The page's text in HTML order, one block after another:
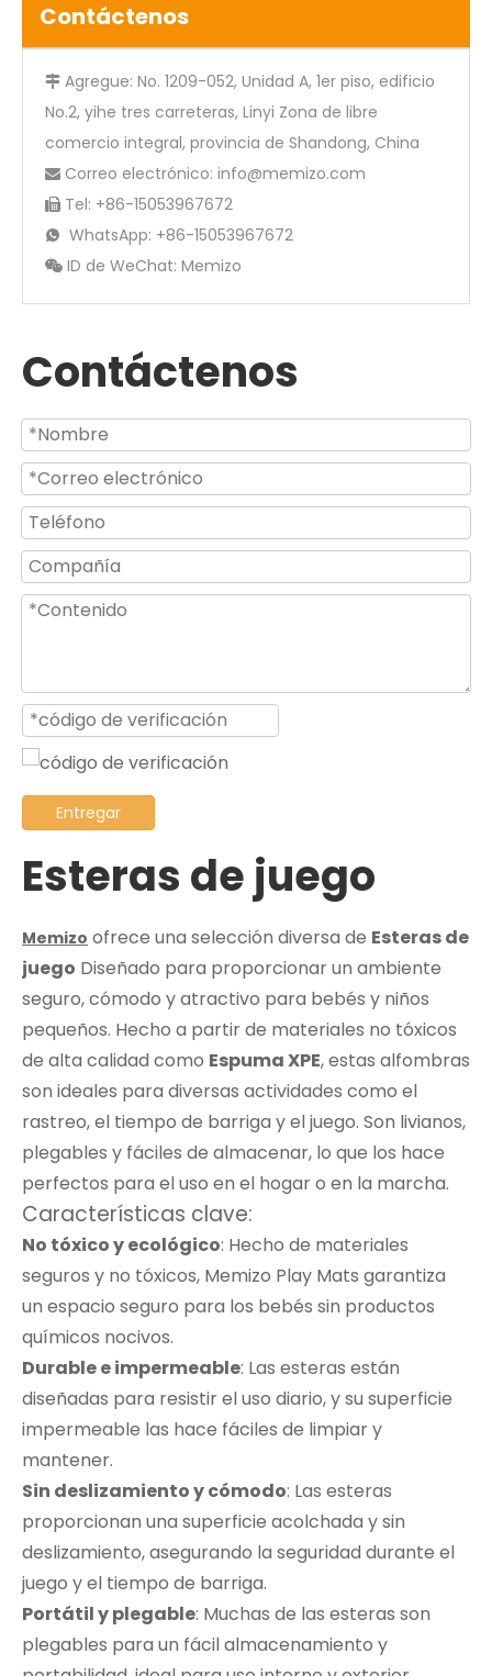
Contáctenos
 Agregue: No. 1209-052, Unidad A, 1er piso, edificio
No.2, yihe tres carreteras, Linyi Zona de libre
comercio integral, provincia de Shandong, China
 Correo electrónico: info@memizo.com
 Tel: +86-15053967672
 WhatsApp: +86-15053967672
 ID de WeChat: Memizo
Contáctenos
Entregar
Esteras de juego
Memizo ofrece una selección diversa de Esteras de
juego Diseñado para proporcionar un ambiente
seguro, cómodo y atractivo para bebés y niños
pequeños. Hecho a partir de materiales no tóxicos
de alta calidad como Espuma XPE, estas alfombras
son ideales para diversas actividades como el
rastreo, el tiempo de barriga y el juego. Son livianos,
plegables y fáciles de almacenar, lo que los hace
perfectos para el uso en el hogar o en la marcha.
Características clave:
No tóxico y ecológico: Hecho de materiales
seguros y no tóxicos, Memizo Play Mats garantiza
un espacio seguro para los bebés sin productos
químicos nocivos.
Durable e impermeable: Las esteras están
diseñadas para resistir el uso diario, y su superficie
impermeable las hace fáciles de limpiar y
mantener.
Sin deslizamiento y cómodo: Las esteras
proporcionan una superficie acolchada y sin
deslizamiento, asegurando la seguridad durante el
juego y el tiempo de barriga.
Portátil y plegable: Muchas de las esteras son
plegables para un fácil almacenamiento y